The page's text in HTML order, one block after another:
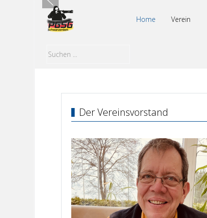
Home Verein
Der Vereinsvorstand